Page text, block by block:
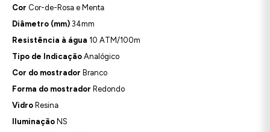
Cor Cor-de-Rosa e Menta
Diâmetro (mm) 34mm
Resistência à água 10 ATM/100m
Tipo de Indicação Analógico
Cor do mostrador Branco
Forma do mostrador Redondo
Vidro Resina
Iluminação NS